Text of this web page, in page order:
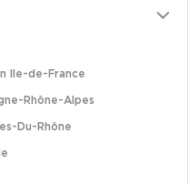
Ile-de-France
Rhône-Alpes
Du-Rhône